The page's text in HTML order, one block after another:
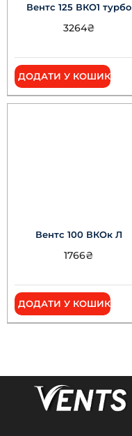
Вентс 125 ВКО1 турбо
3264₴
ДОДАТИ У КОШИК
Вентс 100 ВКОк Л
1766₴
ДОДАТИ У КОШИК